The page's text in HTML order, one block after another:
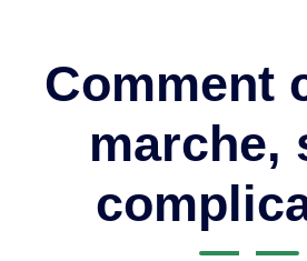
Comment
marche,